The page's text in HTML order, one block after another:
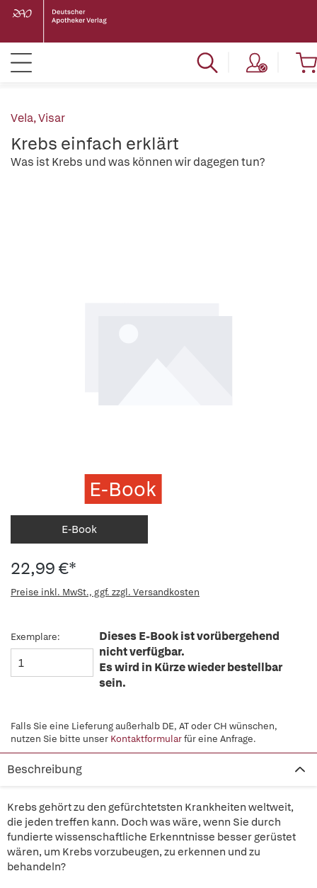
Vela, Visar
Krebs einfach erklärt
Was ist Krebs und was können wir dagegen tun?
E-Book
E-Book
22,99 €*
Preise inkl. MwSt., ggf. zzgl. Versandkosten
Exemplare:
Dieses E-Book ist vorübergehend
nicht verfügbar.
Es wird in Kürze wieder bestellbar
sein.
Falls Sie eine Lieferung außerhalb DE, AT oder CH wünschen,
nutzen Sie bitte unser Kontaktformularfür eine Anfrage.
Beschreibung
Krebs gehört zu den gefürchtetsten Krankheiten weltweit,
die jeden treffen kann. Doch was wäre, wenn Sie durch
fundierte wissenschaftliche Erkenntnisse besser gerüstet
wären, um Krebs vorzubeugen, zu erkennen und zu
behandeln?